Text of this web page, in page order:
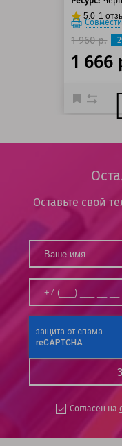
5.0 1
1 960 р. -
1 666
Оставьте свой
Согласен на